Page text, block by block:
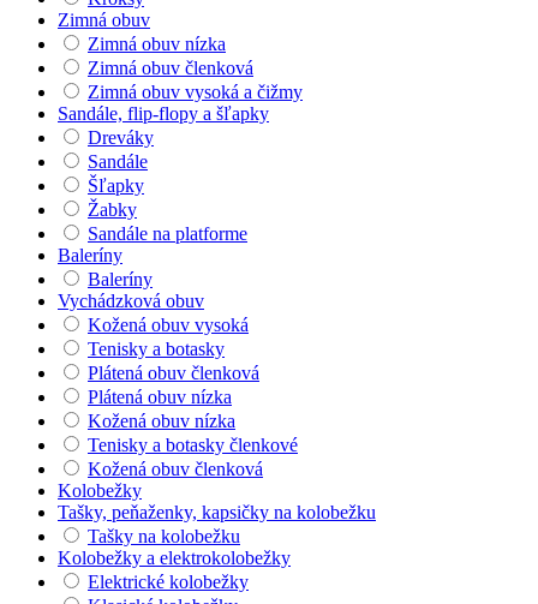
Zimná obuv
Zimná obuv nízka
Zimná obuv členková
Zimná obuv vysoká a čižmy
Sandále, flip-flopy a šľapky
Dreváky
Sandále
Šľapky
Žabky
Sandále na platforme
Baleríny
Baleríny
Vychádzková obuv
Kožená obuv vysoká
Tenisky a botasky
Plátená obuv členková
Plátená obuv nízka
Kožená obuv nízka
Tenisky a botasky členkové
Kožená obuv členková
Kolobežky
Tašky, peňaženky, kapsičky na kolobežku
Tašky na kolobežku
Kolobežky a elektrokolobežky
Elektrické kolobežky